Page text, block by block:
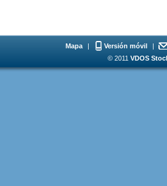
Mapa | Versión móvil
|
© 2011 VDOS